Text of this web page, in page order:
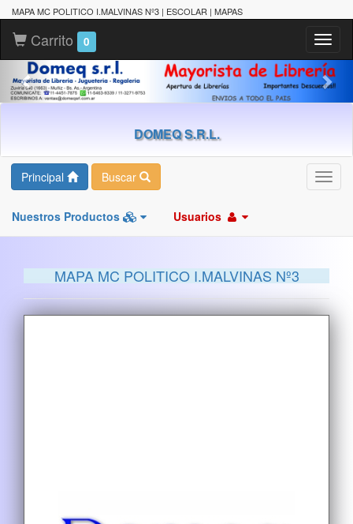
MAPA MC POLITICO I.MALVINAS Nº3 | ESCOLAR | MAPAS
Carrito 0
DOMEQ S.R.L.
Principal Buscar
Nuestros Productos Usuarios
MAPA MC POLITICO I.MALVINAS Nº3